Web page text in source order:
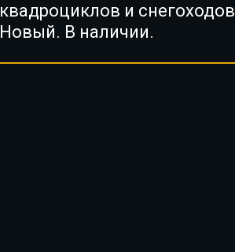
квадроциклов и
Новый. В наличии.